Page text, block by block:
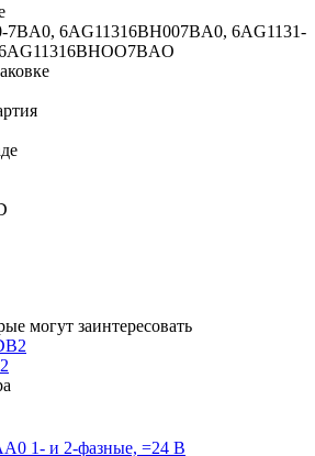
7BA0, 6AG11316BH007BA0, 6AG1131-
могут заинтересовать